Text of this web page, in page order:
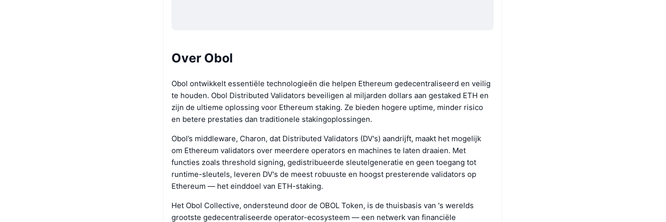
Over Obol
Obol ontwikkelt essentiële technologieën die helpen Ethereum gedecentraliseerd en veilig
te houden. Obol Distributed Validators beveiligen al miljarden dollars aan gestaked ETH en
zijn de ultieme oplossing voor Ethereum staking. Ze bieden hogere uptime, minder risico
en betere prestaties dan traditionele stakingoplossingen.
Obol’s middleware, Charon, dat Distributed Validators (DV's) aandrijft, maakt het mogelijk
om Ethereum validators over meerdere operators en machines te laten draaien. Met
functies zoals threshold signing, gedistribueerde sleutelgeneratie en geen toegang tot
runtime-sleutels, leveren DV's de meest robuuste en hoogst presterende validators op
Ethereum — het einddoel van ETH-staking.
Het Obol Collective, ondersteund door de OBOL Token, is de thuisbasis van 's werelds
grootste gedecentraliseerde operator-ecosysteem — een netwerk van financiële